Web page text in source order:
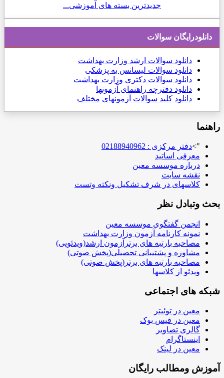
جدیدترین بسته های آموزشی...
دانلودرایگان سوالات
دانلود سوالات ارشد وزارت بهداشت
دانلود سوالات لیسانس به پزشکی
دانلود سوالات دکتری وزارت بهداشت
دانلود دفترچه راهنمای آزمونها
دانلود کلید سوالات آزمونهای مختلف
راهنما
">دفتر مرکزی : 02188940962
معرفی اساتید
درباره موسسه معین
نقشه سایت
کلاسهای در شرف تشکیل ونکته وتست
بحث وتبادل نظر
انجمن گفتگوی موسسه معین
نمونه کارنامه آزمون وزارت بهداشت
مصاحبه بارتبه های برترآزمون ارشد(ویدئویی)
مشاوره و پشتیبانی تحصیلی(پخش صوتی)
مصاحبه بارتبه های برتر(پخش صوتی)
ویدئو از کلاسها
شبکه های اجتماعی
معین در توئیتر
معین در فیس بوک
گالری تصاویر
اینستاگرام
معین در لینک
آموزش ومطالب رایگان